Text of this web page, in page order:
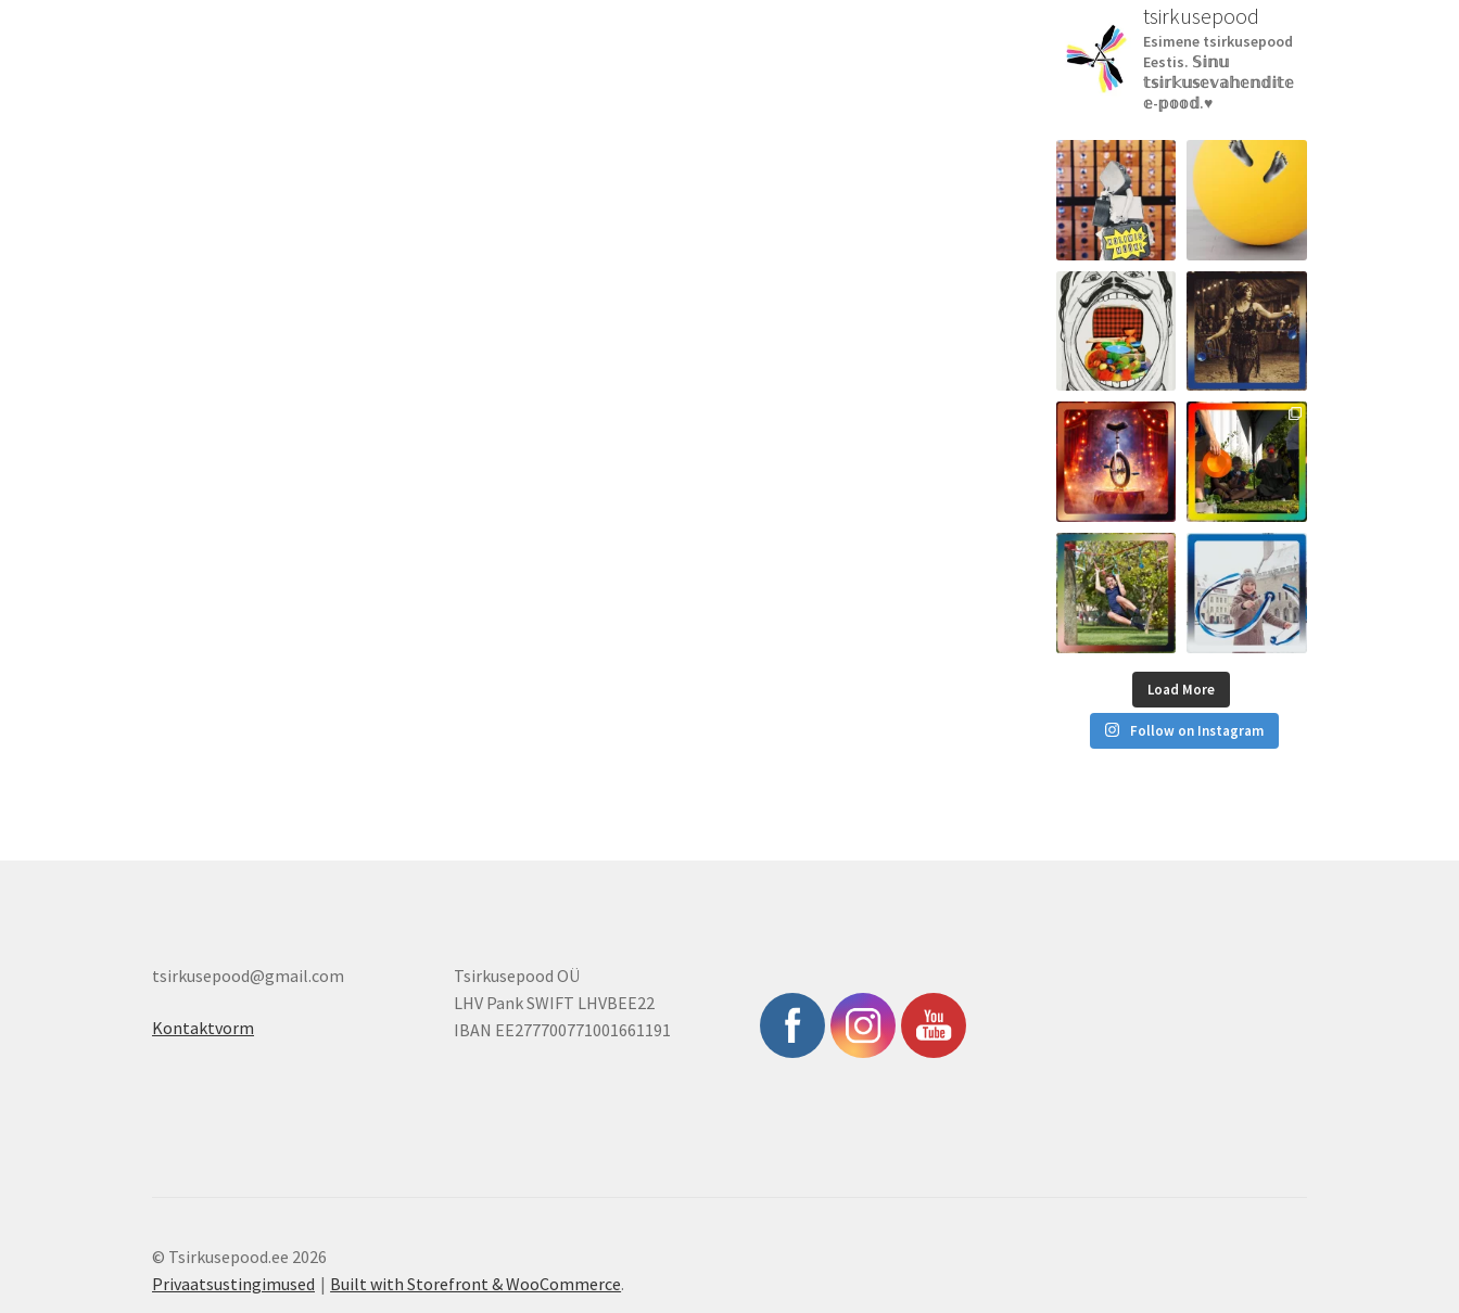
tsirkusepood
Esimene tsirkusepood
Eestis. 𝕊𝕚𝕟𝕦
𝕥𝕤𝕚𝕣𝕜𝕦𝕤𝕖𝕧𝕒𝕙𝕖𝕟𝕕𝕚𝕥𝕖
𝕖-𝕡𝕠𝕠𝕕.♥︎
Load More
Follow on Instagram
tsirkusepood@gmail.com
Kontaktvorm
Tsirkusepood OÜ
LHV Pank SWIFT LHVBEE22
IBAN EE277700771001661191
© Tsirkusepood.ee 2026
Privaatsustingimused
Built with Storefront & WooCommerce.